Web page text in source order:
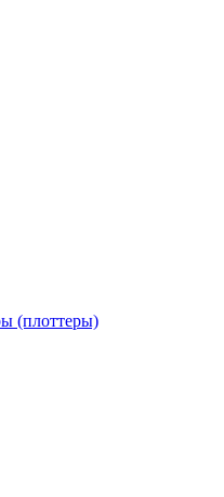
(плоттеры)